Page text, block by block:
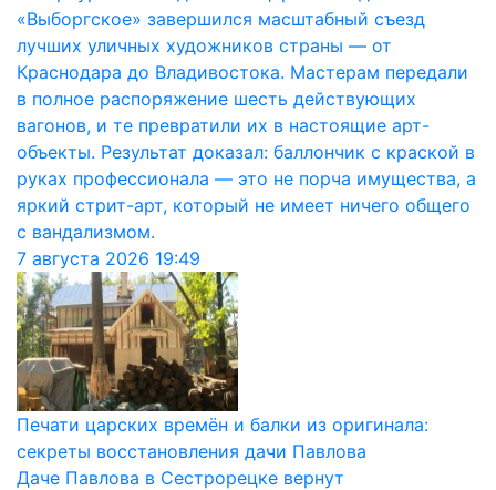
«Выборгское» завершился масштабный съезд
лучших уличных художников страны — от
Краснодара до Владивостока. Мастерам передали
в полное распоряжение шесть действующих
вагонов, и те превратили их в настоящие арт-
объекты. Результат доказал: баллончик с краской в
руках профессионала — это не порча имущества, а
яркий стрит-арт, который не имеет ничего общего
с вандализмом.
7 августа 2026 19:49
Печати царских времён и балки из оригинала:
секреты восстановления дачи Павлова
Даче Павлова в Сестрорецке вернут